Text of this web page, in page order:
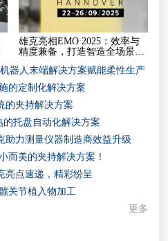
雄克亮相EMO 2025：效率与
精度兼备，打造智造全场景解
器人末端解决方案赋能柔性生产
的定制化解决方案
的夹持解决方案
托盘自动化解决方案
助力测量仪器制造商效益升级
而美的夹持解决方案！
亮点速递，精彩纷呈
关节植入物加工
更多